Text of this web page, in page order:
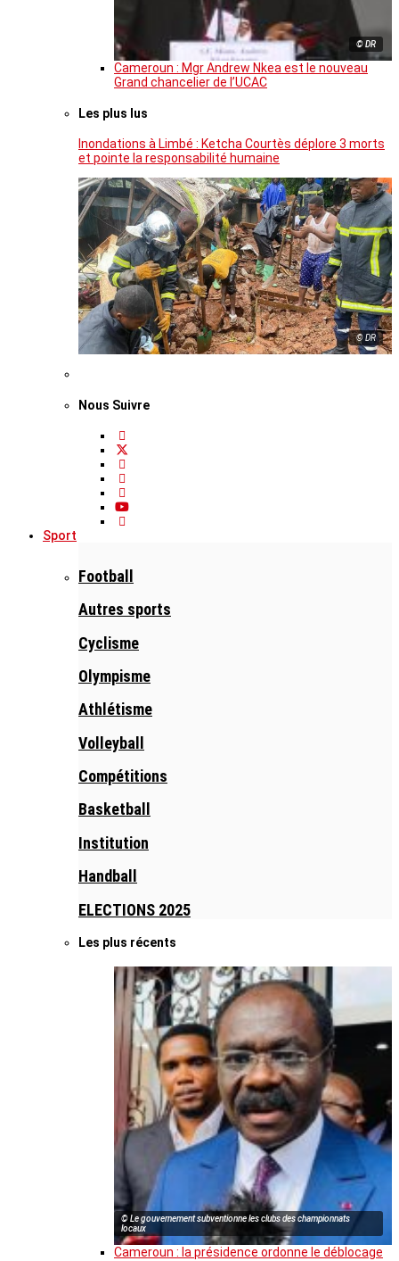
© DR
Cameroun : Mgr Andrew Nkea est le nouveau
Grand chancelier de l’UCAC
Les plus lus
Inondations à Limbé : Ketcha Courtès déplore 3 morts
et pointe la responsabilité humaine
© DR
Nous Suivre
Sport
Football
Autres sports
Cyclisme
Olympisme
Athlétisme
Volleyball
Compétitions
Basketball
Institution
Handball
ELECTIONS 2025
Les plus récents
© Le gouvernement subventionne les clubs des championnats
locaux
Cameroun : la présidence ordonne le déblocage